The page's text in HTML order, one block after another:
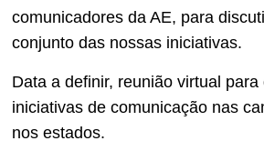
comunicadores da AE, para
conjunto das nossas iniciativas.
Data a definir, reunião virtual para
iniciativas de comunicação nas
nos estados.